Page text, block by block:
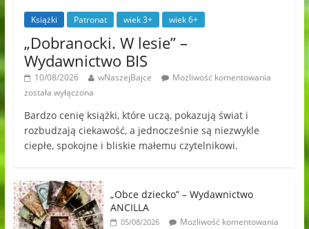
Książki Patronat wiek 3+ wiek 6+
„Dobranocki. W lesie” –
Wydawnictwo BIS
10/08/2026 wNaszejBajce
Możliwość komentowania
została wyłączona
Bardzo cenię książki, które uczą, pokazują świat i
rozbudzają ciekawość, a jednocześnie są niezwykle
ciepłe, spokojne i bliskie małemu czytelnikowi.
„Obce dziecko” – Wydawnictwo
ANCILLA
05/08/2026
Możliwość komentowania